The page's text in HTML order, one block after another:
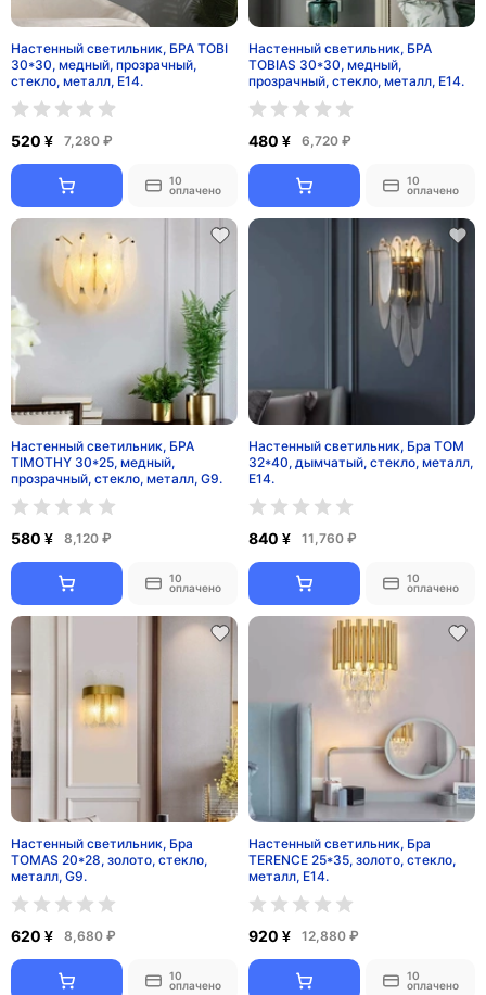
Настенный светильник, БРА TOBI
30*30, медный, прозрачный,
стекло, металл, E14.
520 ¥ 7,280 ₽
10
оплачено
Настенный светильник, БРА
TOBIAS 30*30, медный,
прозрачный, стекло, металл, E14.
480 ¥ 6,720 ₽
10
оплачено
Настенный светильник, БРА
TIMOTHY 30*25, медный,
прозрачный, стекло, металл, G9.
580 ¥ 8,120 ₽
10
оплачено
Настенный светильник, Бра TOM
32*40, дымчатый, стекло, металл,
Е14.
840 ¥ 11,760 ₽
10
оплачено
Настенный светильник, Бра
TOMAS 20*28, золото, стекло,
металл, G9.
620 ¥ 8,680 ₽
10
оплачено
Настенный светильник, Бра
TERENCE 25*35, золото, стекло,
металл, Е14.
920 ¥ 12,880 ₽
10
оплачено